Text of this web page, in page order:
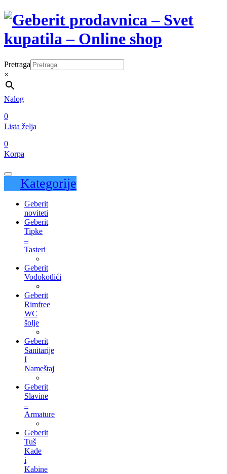
Pretraga
×
Nalog
0
Lista želja
0
Korpa
Kategorije
Geberit
noviteti
Geberit
Tipke
–
Tasteri
Geberit
Vodokotlići
Geberit
Rimfree
WC
šolje
Geberit
Sanitarije
I
Nameštaj
Geberit
Slavine
–
Armature
Geberit
Tuš
Kade
i
Kabine